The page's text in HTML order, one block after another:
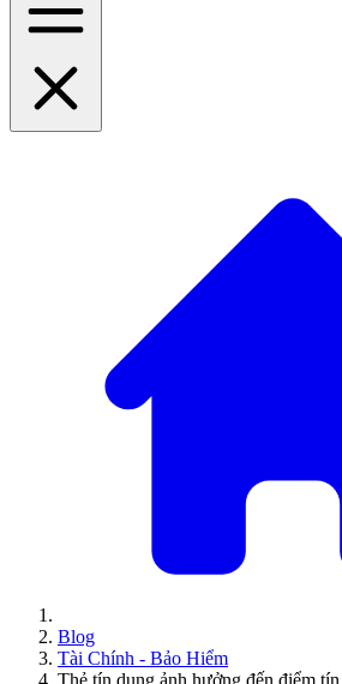
Blog
Tài Chính - Bảo Hiểm
Thẻ tín dụng ảnh hưởng đến điểm